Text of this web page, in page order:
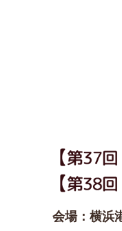
会場：横浜